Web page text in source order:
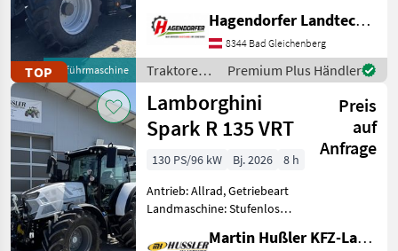
TOPVorführmaschine
Zapfwellendrehzahl:
Höchstgeschwindigkeit in
km/h: 50 km/h, Aufladung:
Turbo
Hagendorfer Landtechnik
8344 Bad Gleichenberg
Traktoren /
Massey
Ferguson
Premium Plus Händler
Lamborghini
Spark R 135 VRT
Preis
auf
Anfrage
130 PS/96 kW Bj. 2026
8 h
Antrieb: Allrad, Getriebeart
Landmaschine: Stufenloses
Zapfwellendrehzahl:
Martin Hußler KFZ-Landtechnik